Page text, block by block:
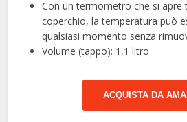
Con un termometro che si apre
coperchio, la temperatura può
qualsiasi momento senza
Volume (tappo): 1,1 litro
ACQUISTA DA